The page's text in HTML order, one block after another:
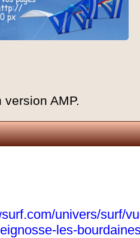
version AMP.
univers/surf/
les-